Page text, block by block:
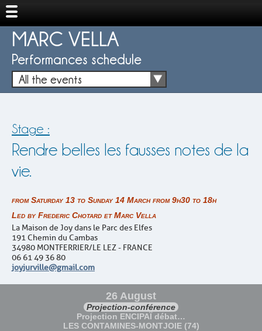
MARC VELLA
Performances schedule
All the events
Stage :
Rendre belles les fausses notes de la
vie.
from Saturday 13 to Sunday 14 March from 9h30 to 18h
Led by Frederic Chotard et Marc Vella
La Maison de Joy dans le Parc des Elfes
191 Chemin du Cambas
34980 MONTFERRIER/LE LEZ - FRANCE
06 61 49 36 80
joyjurville@gmail.com
26 August
Projection-conférence
Projection ENCIPAÏ débat…
LES CONTAMINES-MONTJOIE (74)